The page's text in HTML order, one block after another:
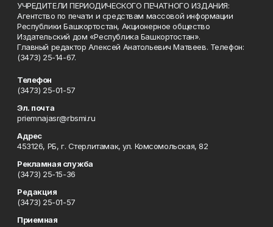
УЧРЕДИТЕЛИ ПЕРИОДИЧЕСКОГО ПЕЧАТНОГО ИЗДАНИЯ:
Агентство по печати и средствам массовой информации
Республики Башкортостан, Акционерное общество
Издательский дом «Республика Башкортостан».
Главный редактор Алексей Анатольевич Матвеев. Телефон:
(3473) 25-14-67.
Телефон
(3473) 25-01-57
Эл. почта
priemnajasr@rbsmi.ru
Адрес
453126, РБ, г. Стерлитамак, ул. Комсомольская, 82
Рекламная служба
(3473) 25-15-36
Редакция
(3473) 25-01-57
Приемная